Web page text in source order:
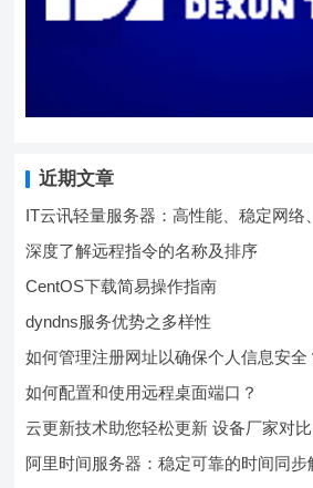
近期文章
IT云讯轻量服务器：高性能、稳定网络
深度了解远程指令的名称及排序
CentOS下载简易操作指南
dyndns服务优势之多样性
如何管理注册网址以确保个人信息安全
如何配置和使用远程桌面端口？
云更新技术助您轻松更新 设备厂家对比
阿里时间服务器：稳定可靠的时间同步